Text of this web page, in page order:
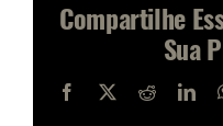
Compartilhe
Sua
Facebook
X Reddit